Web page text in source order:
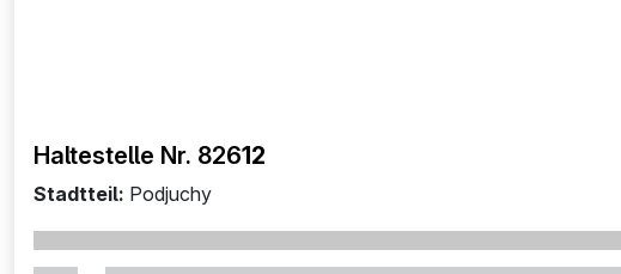
Haltestelle Nr. 82612
Stadtteil: Podjuchy